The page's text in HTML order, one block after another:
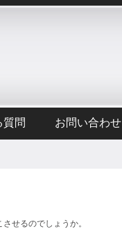
質問 お問い合わせ
せるのでしょうか。